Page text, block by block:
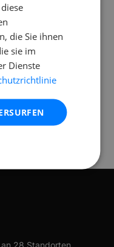
Standorten
28 Standorten.
die Sie ihnen
sie im
Dienste